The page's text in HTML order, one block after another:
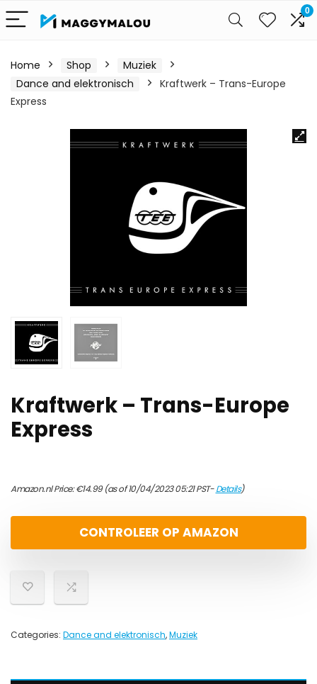
0
Home Shop
Muziek
Dance and elektronisch
Kraftwerk – Trans-Europe
Express
Kraftwerk – Trans-Europe
Express
Amazon.nl Price:€14.99(as of 10/04/2023 05:21 PST-Details)
CONTROLEER OP AMAZON
Categories: Dance and elektronisch,Muziek